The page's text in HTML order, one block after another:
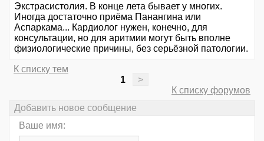
Экстрасистолия. В конце лета бывает у многих.
Иногда достаточно приёма Панангина или
Аспаркама... Кардиолог нужен, конечно, для
консультации, но для аритмии могут быть вполне
физиологические причины, без серьёзной патологии.
К списку тем
1
>
К списку форумов
Добавить новое сообщение
Ваше имя: